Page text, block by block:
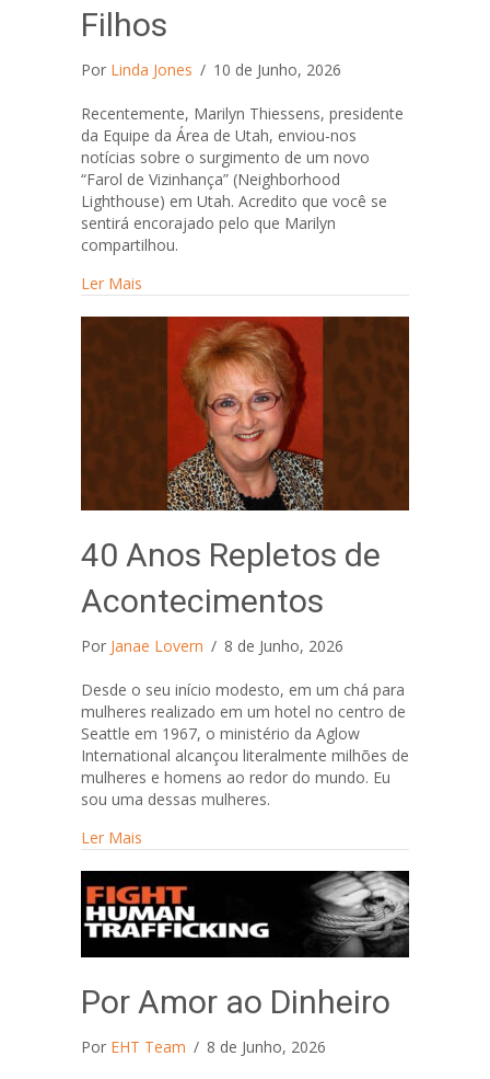
Filhos
Por Linda Jones / 10 de Junho, 2026
Recentemente, Marilyn Thiessens, presidente
da Equipe da Área de Utah, enviou-nos
notícias sobre o surgimento de um novo
“Farol de Vizinhança” (Neighborhood
Lighthouse) em Utah. Acredito que você se
sentirá encorajado pelo que Marilyn
compartilhou.
Ler Mais
40 Anos Repletos de
Acontecimentos
Por Janae Lovern / 8 de Junho, 2026
Desde o seu início modesto, em um chá para
mulheres realizado em um hotel no centro de
Seattle em 1967, o ministério da Aglow
International alcançou literalmente milhões de
mulheres e homens ao redor do mundo. Eu
sou uma dessas mulheres.
Ler Mais
Por Amor ao Dinheiro
Por EHT Team / 8 de Junho, 2026